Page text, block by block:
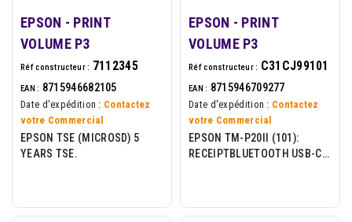
EPSON - PRINT
VOLUME P3
Réf constructeur : 7112345
EAN : 8715946682105
Date d'expédition : Contactez
votre Commercial
EPSON TSE (MICROSD) 5
YEARS TSE.
EPSON - PRINT
VOLUME P3
Réf constructeur : C31CJ99101
EAN : 8715946709277
Date d'expédition : Contactez
votre Commercial
EPSON TM-P20II (101):
RECEIPTBLUETOOTH USB-C